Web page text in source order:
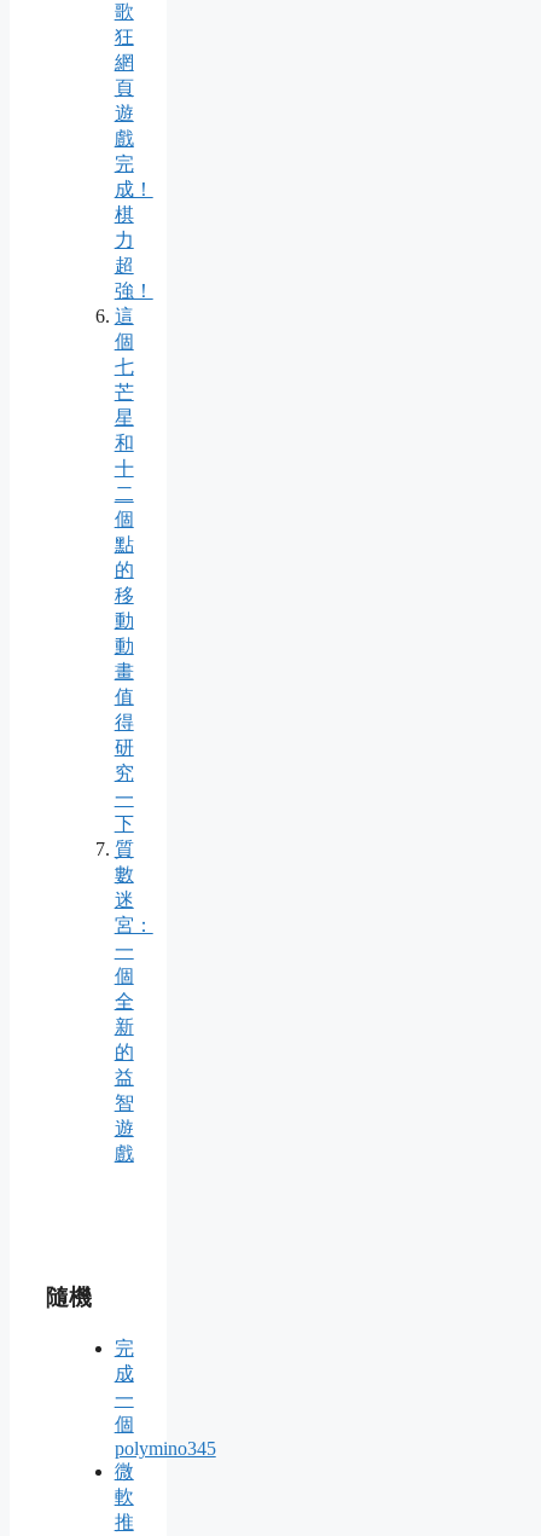
歌
狂
網
頁
遊
戲
完
成！
棋
力
超
強！
這
個
七
芒
星
和
十
二
個
點
的
移
動
動
畫
值
得
研
究
一
下
質
數
迷
宮：
一
個
全
新
的
益
智
遊
戲
隨機
完
成
一
個
polymino345
微
軟
推